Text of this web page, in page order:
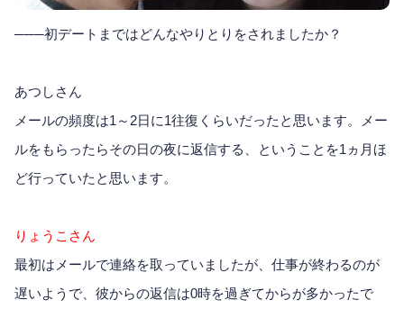
───初デートまではどんなやりとりをされましたか？
あつしさん
メールの頻度は1～2日に1往復くらいだったと思います。メー
ルをもらったらその日の夜に返信する、ということを1ヵ月ほ
ど行っていたと思います。
りょうこさん
最初はメールで連絡を取っていましたが、仕事が終わるのが
遅いようで、彼からの返信は0時を過ぎてからが多かったで